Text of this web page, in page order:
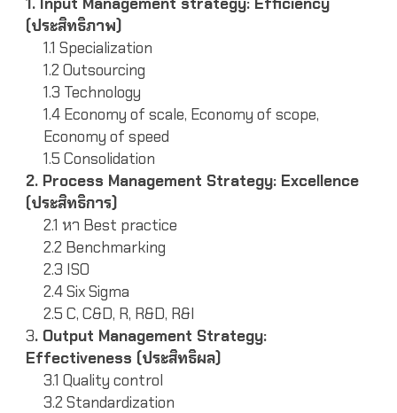
(ประสิทธิภาพ)
1.1 Specialization
1.2 Outsourcing
1.3 Technology
1.4 Economy of scale, Economy of scope,
Economy of speed
1.5 Consolidation
2. Process Management Strategy: Excellence
(ประสิทธิการ)
2.1 หา Best practice
2.2 Benchmarking
2.3 ISO
2.4 Six Sigma
2.5 C, C&D, R, R&D, R&I
3. Output Management Strategy:
Effectiveness (ประสิทธิผล)
3.1 Quality control
3.2 Standardization